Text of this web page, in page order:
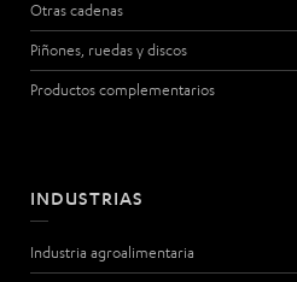
Otras cadenas
Piñones, ruedas y discos
Productos complementarios
INDUSTRIAS
Industria agroalimentaria